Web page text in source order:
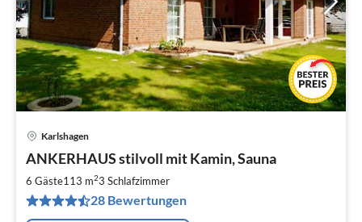
Karlshagen
ANKERHAUS stilvoll mit Kamin, Sauna
6 Gäste113 m23 Schlafzimmer
28 Bewertungen